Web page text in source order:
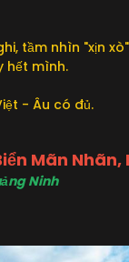
tầm nhìn "xịn
hết mình.
- Âu có đủ.
Mãn
Ninh